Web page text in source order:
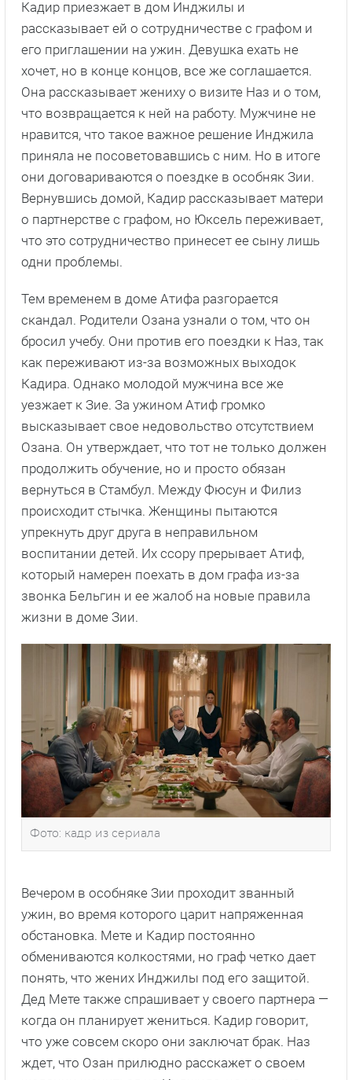
Кадир приезжает в дом Инджилы и
рассказывает ей о сотрудничестве с графом и
его приглашении на ужин. Девушка ехать не
хочет, но в конце концов, все же соглашается.
Она рассказывает жениху о визите Наз и о том,
что возвращается к ней на работу. Мужчине не
нравится, что такое важное решение Инджила
приняла не посоветовавшись с ним. Но в итоге
они договариваются о поездке в особняк Зии.
Вернувшись домой, Кадир рассказывает матери
о партнерстве с графом, но Юксель переживает,
что это сотрудничество принесет ее сыну лишь
одни проблемы.
Тем временем в доме Атифа разгорается
скандал. Родители Озана узнали о том, что он
бросил учебу. Они против его поездки к Наз, так
как переживают из-за возможных выходок
Кадира. Однако молодой мужчина все же
уезжает к Зие. За ужином Атиф громко
высказывает свое недовольство отсутствием
Озана. Он утверждает, что тот не только должен
продолжить обучение, но и просто обязан
вернуться в Стамбул. Между Фюсун и Филиз
происходит стычка. Женщины пытаются
упрекнуть друг друга в неправильном
воспитании детей. Их ссору прерывает Атиф,
который намерен поехать в дом графа из-за
звонка Бельгин и ее жалоб на новые правила
жизни в доме Зии.
Фото: кадр из сериала
Вечером в особняке Зии проходит званный
ужин, во время которого царит напряженная
обстановка. Мете и Кадир постоянно
обмениваются колкостями, но граф четко дает
понять, что жених Инджилы под его защитой.
Дед Мете также спрашивает у своего партнера —
когда он планирует жениться. Кадир говорит,
что уже совсем скоро они заключат брак. Наз
ждет, что Озан прилюдно расскажет о своем